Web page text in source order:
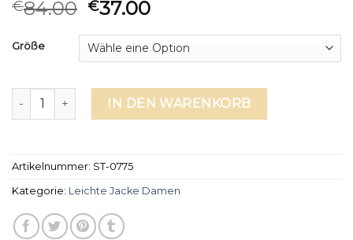
€84.00 €37.00
Größe
leichte jacke damen MengeIN DEN WARENKORB
Artikelnummer: ST-0775
Kategorie: Leichte Jacke Damen